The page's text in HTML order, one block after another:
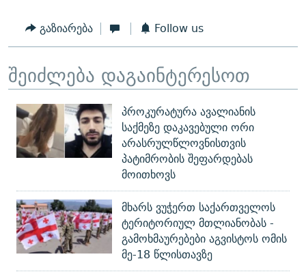
გაზიარება Follow us
შეიძლება დაგაინტერესოთ
პროკურატურა ავალიანის
საქმეზე დაკავებული ორი
არასრულწლოვნისთვის
პატიმრობის შეფარდებას
მოითხოვს
მხარს ვუჭერთ საქართველოს
ტერიტორიულ მთლიანობას -
გამოხმაურებები აგვისტოს ომის
მე-18 წლისთავზე